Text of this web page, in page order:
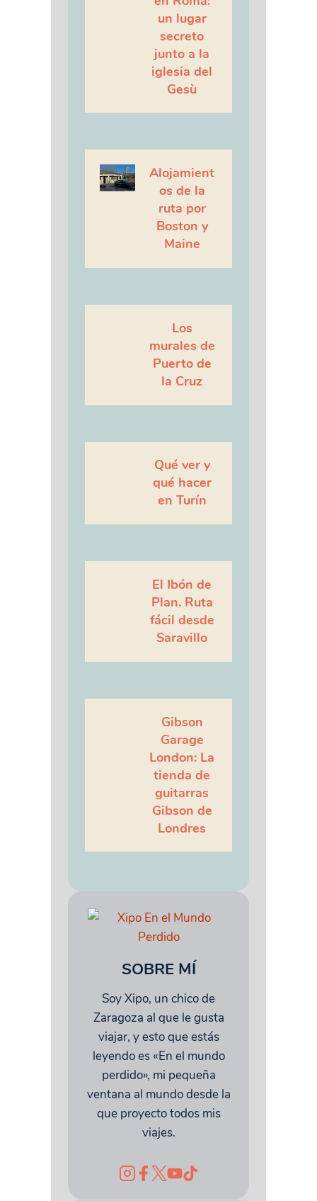
un lugar
secreto
junto a la
iglesia del
Gesù
Alojamient
os de la
ruta por
Boston y
Maine
Los
murales de
Puerto de
la Cruz
Qué ver y
qué hacer
en Turín
El Ibón de
Plan. Ruta
fácil desde
Saravillo
Gibson
Garage
London: La
tienda de
guitarras
Gibson de
Londres
SOBRE MÍ
Soy Xipo, un chico de
Zaragoza al que le gusta
viajar, y esto que estás
leyendo es «En el mundo
perdido», mi pequeña
ventana al mundo desde la
que proyecto todos mis
viajes.